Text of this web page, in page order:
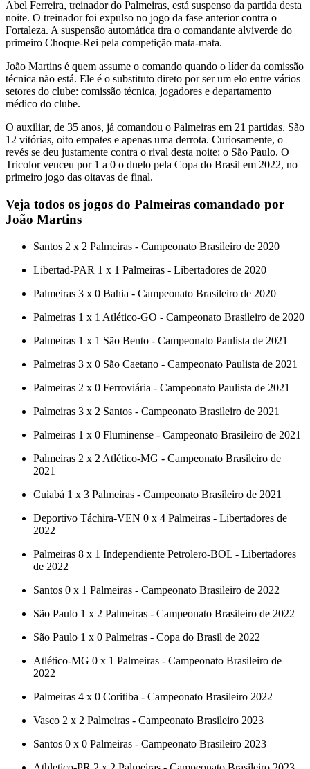
Abel Ferreira, treinador do Palmeiras, está suspenso da partida desta
noite. O treinador foi expulso no jogo da fase anterior contra o
Fortaleza. A suspensão automática tira o comandante alviverde do
primeiro Choque-Rei pela competição mata-mata.
João Martins é quem assume o comando quando o líder da comissão
técnica não está. Ele é o substituto direto por ser um elo entre vários
setores do clube: comissão técnica, jogadores e departamento
médico do clube.
O auxiliar, de 35 anos, já comandou o Palmeiras em 21 partidas. São
12 vitórias, oito empates e apenas uma derrota. Curiosamente, o
revés se deu justamente contra o rival desta noite: o São Paulo. O
Tricolor venceu por 1 a 0 o duelo pela Copa do Brasil em 2022, no
primeiro jogo das oitavas de final.
Veja todos os jogos do Palmeiras comandado por
João Martins
Santos 2 x 2 Palmeiras - Campeonato Brasileiro de 2020
Libertad-PAR 1 x 1 Palmeiras - Libertadores de 2020
Palmeiras 3 x 0 Bahia - Campeonato Brasileiro de 2020
Palmeiras 1 x 1 Atlético-GO - Campeonato Brasileiro de 2020
Palmeiras 1 x 1 São Bento - Campeonato Paulista de 2021
Palmeiras 3 x 0 São Caetano - Campeonato Paulista de 2021
Palmeiras 2 x 0 Ferroviária - Campeonato Paulista de 2021
Palmeiras 3 x 2 Santos - Campeonato Brasileiro de 2021
Palmeiras 1 x 0 Fluminense - Campeonato Brasileiro de 2021
Palmeiras 2 x 2 Atlético-MG - Campeonato Brasileiro de
2021
Cuiabá 1 x 3 Palmeiras - Campeonato Brasileiro de 2021
Deportivo Táchira-VEN 0 x 4 Palmeiras - Libertadores de
2022
Palmeiras 8 x 1 Independiente Petrolero-BOL - Libertadores
de 2022
Santos 0 x 1 Palmeiras - Campeonato Brasileiro de 2022
São Paulo 1 x 2 Palmeiras - Campeonato Brasileiro de 2022
São Paulo 1 x 0 Palmeiras - Copa do Brasil de 2022
Atlético-MG 0 x 1 Palmeiras - Campeonato Brasileiro de
2022
Palmeiras 4 x 0 Coritiba - Campeonato Brasileiro 2022
Vasco 2 x 2 Palmeiras - Campeonato Brasileiro 2023
Santos 0 x 0 Palmeiras - Campeonato Brasileiro 2023